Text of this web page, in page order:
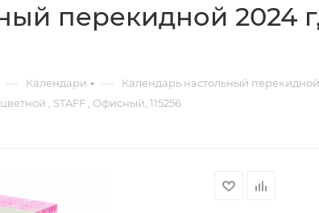
перекидной 2024 г,
— Календари — Календарь настольный перекидной
, STAFF , Офисный, 115256